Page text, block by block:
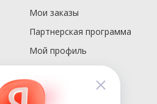
Мои заказы
Партнерская программа
Мой профиль